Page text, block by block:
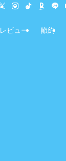
レビュー 節約